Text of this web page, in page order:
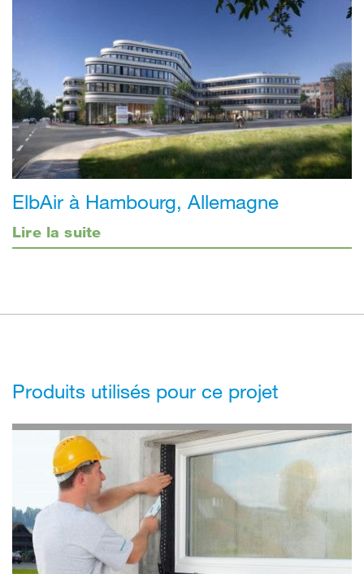
ElbAir à Hambourg, Allemagne
Lire la suite
Produits utilisés pour ce projet